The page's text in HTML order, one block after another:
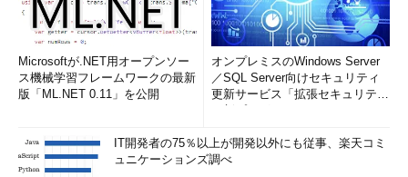
Microsoftが.NET用オープンソー
ス機械学習フレームワークの最新
版「ML.NET 0.11」を公開
オンプレミスのWindows Server
／SQL Server向けセキュリティ
更新サービス「拡張セキュリティ
IT開発者の75％以上が開発以外にも従事、楽天コミ
ュニケーションズ調べ